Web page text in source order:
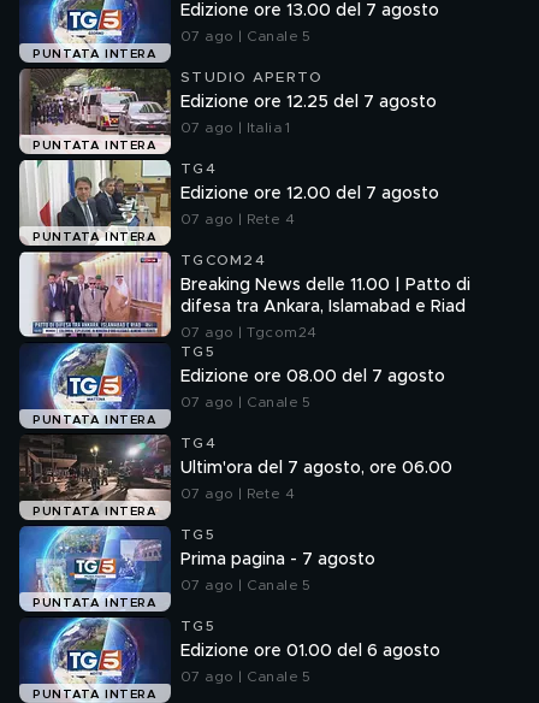
PUNTATA INTERA
Edizione ore 13.00 del 7 agosto
07 ago | Canale 5
PUNTATA INTERA
STUDIO APERTO
Edizione ore 12.25 del 7 agosto
07 ago | Italia 1
PUNTATA INTERA
TG4
Edizione ore 12.00 del 7 agosto
07 ago | Rete 4
TGCOM24
Breaking News delle 11.00 | Patto di
difesa tra Ankara, Islamabad e Riad
07 ago | Tgcom24
PUNTATA INTERA
TG5
Edizione ore 08.00 del 7 agosto
07 ago | Canale 5
PUNTATA INTERA
TG4
Ultim'ora del 7 agosto, ore 06.00
07 ago | Rete 4
PUNTATA INTERA
TG5
Prima pagina - 7 agosto
07 ago | Canale 5
PUNTATA INTERA
TG5
Edizione ore 01.00 del 6 agosto
07 ago | Canale 5